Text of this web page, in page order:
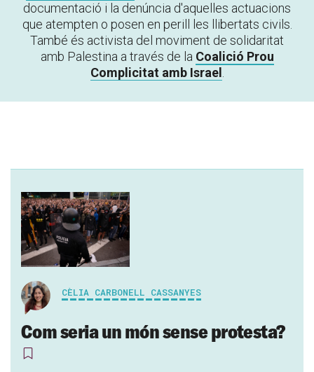
documentació i la denúncia d'aquelles actuacions
que atempten o posen en perill les llibertats civils.
També és activista del moviment de solidaritat
amb Palestina a través de la Coalició Prou
Complicitat amb Israel
CÈLIA CARBONELL CASSANYES
Com seria un món sense protesta?